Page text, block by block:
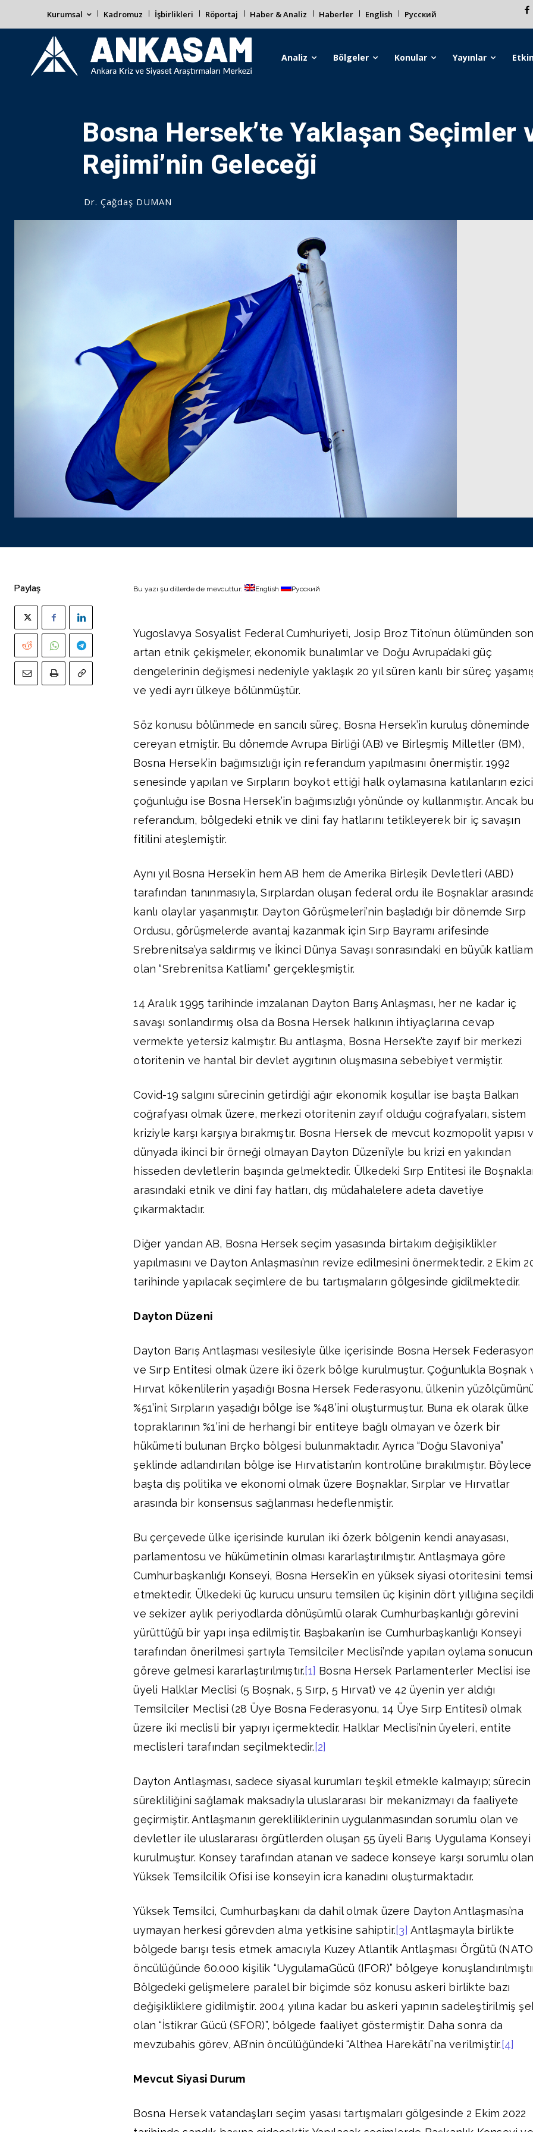
Kurumsal Kadromuz İşbirlikleri Röportaj Haber & Analiz Haberler English Русский
Analiz Bölgeler Konular Yayınlar
Bosna Hersek’te Yaklaşan Seçimler
Rejimi’nin Geleceği
Dr. Çağdaş DUMAN
Paylaş Bu yazı şu dillerde de mevcuttur: English Русский
Yugoslavya Sosyalist Federal Cumhuriyeti, Josip Broz Tito’nun ölümünden
artan etnik çekişmeler, ekonomik bunalımlar ve Doğu Avrupa’daki güç
dengelerinin değişmesi nedeniyle yaklaşık 20 yıl süren kanlı bir süreç
ve yedi ayrı ülkeye bölünmüştür.
Söz konusu bölünmede en sancılı süreç, Bosna Hersek’in kuruluş döneminde
cereyan etmiştir. Bu dönemde Avrupa Birliği (AB) ve Birleşmiş Milletler (BM),
Bosna Hersek’in bağımsızlığı için referandum yapılmasını önermiştir. 1992
senesinde yapılan ve Sırpların boykot ettiği halk oylamasına katılanların ezici
çoğunluğu ise Bosna Hersek’in bağımsızlığı yönünde oy kullanmıştır. Ancak bu
referandum, bölgedeki etnik ve dini fay hatlarını tetikleyerek bir iç savaşın
fitilini ateşlemiştir.
Aynı yıl Bosna Hersek’in hem AB hem de Amerika Birleşik Devletleri (ABD)
tarafından tanınmasıyla, Sırplardan oluşan federal ordu ile Boşnaklar
kanlı olaylar yaşanmıştır. Dayton Görüşmeleri’nin başladığı bir dönemde Sırp
Ordusu, görüşmelerde avantaj kazanmak için Sırp Bayramı arifesinde
Srebrenitsa’ya saldırmış ve İkinci Dünya Savaşı sonrasındaki en büyük katliam
olan “Srebrenitsa Katliamı” gerçekleşmiştir.
14 Aralık 1995 tarihinde imzalanan Dayton Barış Anlaşması, her ne kadar iç
savaşı sonlandırmış olsa da Bosna Hersek halkının ihtiyaçlarına cevap
vermekte yetersiz kalmıştır. Bu antlaşma, Bosna Hersek’te zayıf bir merkezi
otoritenin ve hantal bir devlet aygıtının oluşmasına sebebiyet vermiştir.
Covid-19 salgını sürecinin getirdiği ağır ekonomik koşullar ise başta Balkan
coğrafyası olmak üzere, merkezi otoritenin zayıf olduğu coğrafyaları, sistem
kriziyle karşı karşıya bırakmıştır. Bosna Hersek de mevcut kozmopolit yapısı
dünyada ikinci bir örneği olmayan Dayton Düzeni’yle bu krizi en yakından
hisseden devletlerin başında gelmektedir. Ülkedeki Sırp Entitesi ile
arasındaki etnik ve dini fay hatları, dış müdahalelere adeta davetiye
çıkarmaktadır.
Diğer yandan AB, Bosna Hersek seçim yasasında birtakım değişiklikler
yapılmasını ve Dayton Anlaşması’nın revize edilmesini önermektedir. 2 Ekim
tarihinde yapılacak seçimlere de bu tartışmaların gölgesinde gidilmektedir.
Dayton Düzeni
Dayton Barış Antlaşması vesilesiyle ülke içerisinde Bosna Hersek
ve Sırp Entitesi olmak üzere iki özerk bölge kurulmuştur. Çoğunlukla Boşnak
Hırvat kökenlilerin yaşadığı Bosna Hersek Federasyonu, ülkenin
%51’ini; Sırpların yaşadığı bölge ise %48’ini oluşturmuştur. Buna ek olarak ülke
topraklarının %1’ini de herhangi bir entiteye bağlı olmayan ve özerk bir
hükümeti bulunan Brçko bölgesi bulunmaktadır. Ayrıca “Doğu Slavoniya”
şeklinde adlandırılan bölge ise Hırvatistan’ın kontrolüne bırakılmıştır. Böylece
başta dış politika ve ekonomi olmak üzere Boşnaklar, Sırplar ve Hırvatlar
arasında bir konsensus sağlanması hedeflenmiştir.
Bu çerçevede ülke içerisinde kurulan iki özerk bölgenin kendi anayasası,
parlamentosu ve hükümetinin olması kararlaştırılmıştır. Antlaşmaya göre
Cumhurbaşkanlığı Konseyi, Bosna Hersek’in en yüksek siyasi otoritesini
etmektedir. Ülkedeki üç kurucu unsuru temsilen üç kişinin dört yıllığına
ve sekizer aylık periyodlarda dönüşümlü olarak Cumhurbaşkanlığı görevini
yürüttüğü bir yapı inşa edilmiştir. Başbakan’ın ise Cumhurbaşkanlığı Konseyi
tarafından önerilmesi şartıyla Temsilciler Meclisi’nde yapılan oylama
göreve gelmesi kararlaştırılmıştır.[1] Bosna Hersek Parlamenterler Meclisi ise
üyeli Halklar Meclisi (5 Boşnak, 5 Sırp, 5 Hırvat) ve 42 üyenin yer aldığı
Temsilciler Meclisi (28 Üye Bosna Federasyonu, 14 Üye Sırp Entitesi) olmak
üzere iki meclisli bir yapıyı içermektedir. Halklar Meclisi’nin üyeleri, entite
meclisleri tarafından seçilmektedir. [2]
Dayton Antlaşması, sadece siyasal kurumları teşkil etmekle kalmayıp; sürecin
sürekliliğini sağlamak maksadıyla uluslararası bir mekanizmayı da faaliyete
geçirmiştir. Antlaşmanın gerekliliklerinin uygulanmasından sorumlu olan ve
devletler ile uluslararası örgütlerden oluşan 55 üyeli Barış Uygulama Konseyi
kurulmuştur. Konsey tarafından atanan ve sadece konseye karşı sorumlu olan
Yüksek Temsilcilik Ofisi ise konseyin icra kanadını oluşturmaktadır.
Yüksek Temsilci, Cumhurbaşkanı da dahil olmak üzere Dayton Antlaşması’na
uymayan herkesi görevden alma yetkisine sahiptir.[3] Antlaşmayla birlikte
bölgede barışı tesis etmek amacıyla Kuzey Atlantik Antlaşması Örgütü
öncülüğünde 60.000 kişilik “UygulamaGücü (IFOR)” bölgeye
Bölgedeki gelişmelere paralel bir biçimde söz konusu askeri birlikte bazı
değişikliklere gidilmiştir. 2004 yılına kadar bu askeri yapının sadeleştirilmiş
olan “İstikrar Gücü (SFOR)”, bölgede faaliyet göstermiştir. Daha sonra da
mevzubahis görev, AB’nin öncülüğündeki “Althea Harekâtı”na verilmiştir. [4]
Mevcut Siyasi Durum
Bosna Hersek vatandaşları seçim yasası tartışmaları gölgesinde 2 Ekim 2022